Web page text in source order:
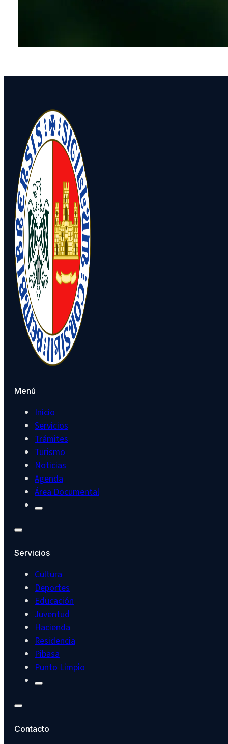
Menú
Inicio
Servicios
Trámites
Turismo
Noticias
Agenda
Área Documental
Servicios
Cultura
Deportes
Educación
Juventud
Hacienda
Residencia
Pibasa
Punto Limpio
Contacto